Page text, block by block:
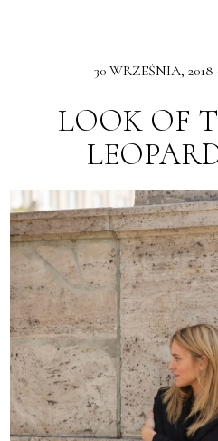
30 WRZEŚNIA,
LOOK OF